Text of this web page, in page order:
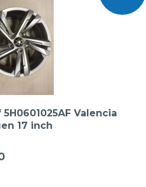
Valencia
17 inch